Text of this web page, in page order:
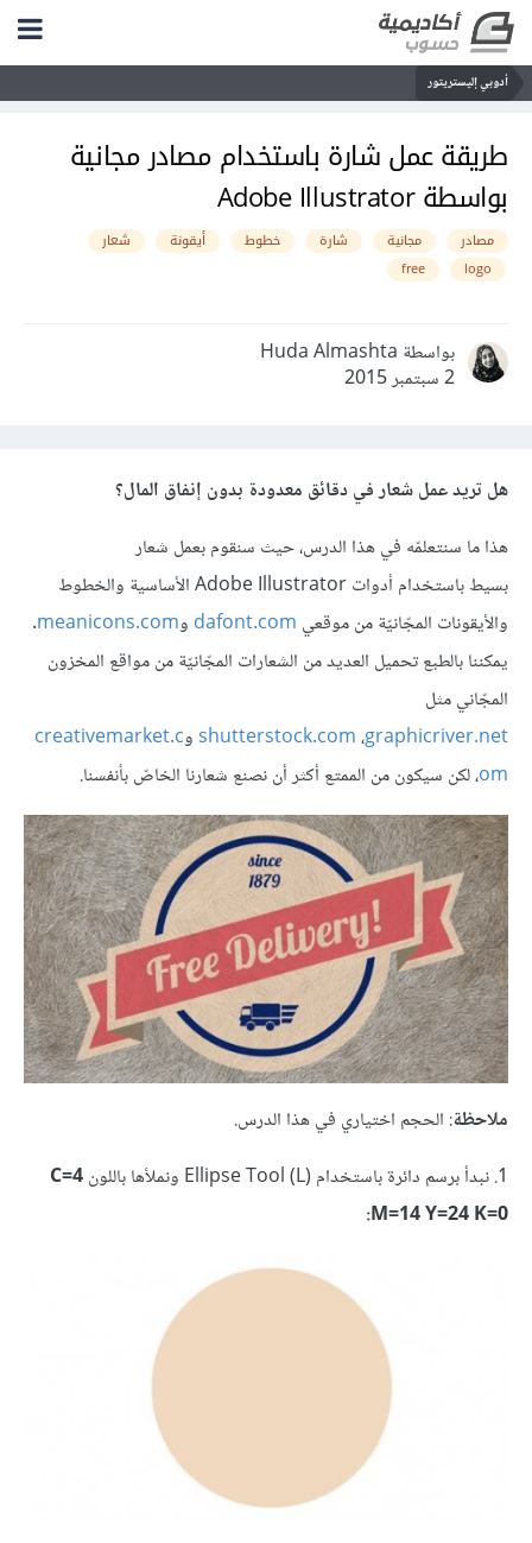
أدوبي إليستريتور
طريقة عمل شارة باستخدام مصادر مجانية
بواسطة Adobe Illustrator
مصادر مجانية شارة خطوط أيقونة
شعار
logo
free
بواسطة Huda Almashta
2 سبتمبر 2015
هل تريد عمل شعار في دقائق معدودة بدون إنفاق المال؟
هذا ما سنتعلمّه في هذا الدرس، حيث سنقوم بعمل شعار
بسيط باستخدام أدوات Adobe Illustrator الأساسية والخطوط
والأيقونات المجّانيّة من موقعي dafont.com وmeanicons.com
.
يمكننا بالطبع تحميل العديد من الشعارات المجّانيّة من مواقع المخزون
المجّاني مثل
shutterstock.com،graphicriver.net وcreativemarket.c
om، لكن سيكون من الممتع أكثر أن نصنع شعارنا الخاصّ بأنفسنا.
ملاحظة: الحجم اختياري في هذا الدرس.
1. نبدأ برسم دائرة باستخدام (Ellipse Tool (L ونملأها باللون
C=4
M=14 Y=24 K=0: